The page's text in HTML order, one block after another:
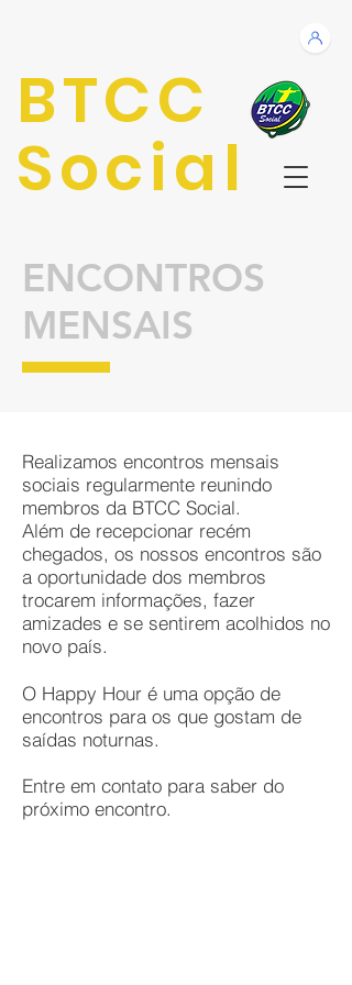
BTCC
Social
ENCONTROS
MENSAIS
Realizamos encontros mensais
sociais regularmente reunindo
membros da BTCC Social.
Além de recepcionar recém
chegados, os nossos encontros são
a oportunidade dos membros
trocarem informações, fazer
amizades e se sentirem acolhidos no
novo país.
O Happy Hour é uma opção de
encontros para os que gostam de
saídas noturnas.
Entre em contato para saber do
próximo encontro.